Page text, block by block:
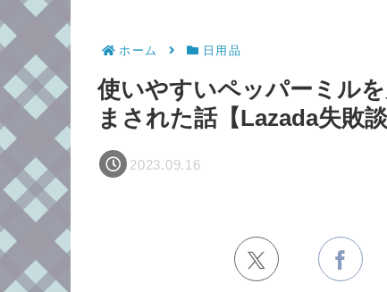
ホーム 日用品
使いやすいペッパーミル
まされた話【Lazada失敗談
2023.09.16